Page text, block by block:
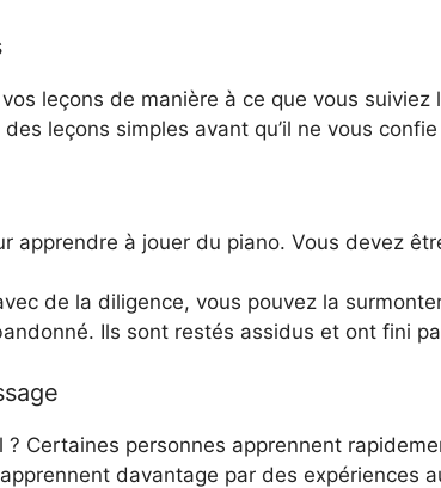
leçons de manière à ce que vous
leçons simples avant qu’il ne vous
apprendre à jouer du piano. Vous devez
de la diligence, vous pouvez la
Ils sont restés assidus et ont fini
Certaines personnes apprennent
davantage par des expériences